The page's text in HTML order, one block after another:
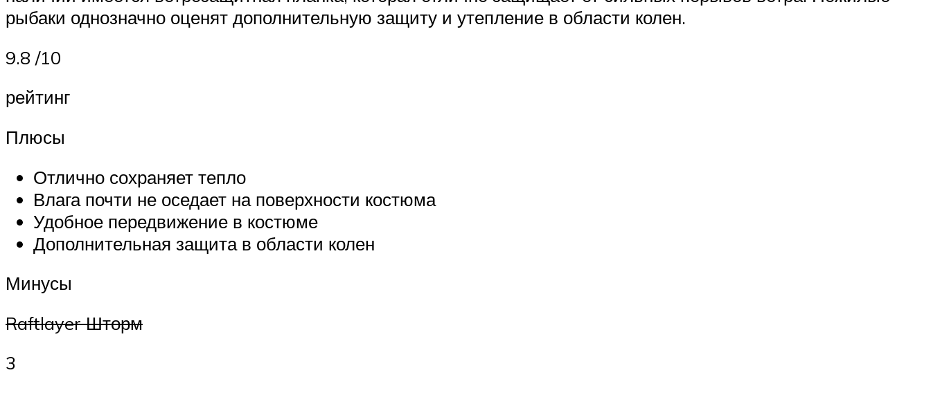
рыбаки однозначно оценят дополнительную защиту и утепление в области колен.
9.8 /10
рейтинг
Плюсы
Отлично сохраняет тепло
Влага почти не оседает на поверхности костюма
Удобное передвижение в костюме
Дополнительная защита в области колен
Минусы
Raftlayer Шторм
3